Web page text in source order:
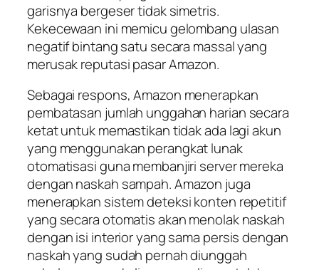
garisnya bergeser tidak simetris.
Kekecewaan ini memicu gelombang ulasan
negatif bintang satu secara massal yang
merusak reputasi pasar Amazon.
Sebagai respons, Amazon menerapkan
pembatasan jumlah unggahan harian secara
ketat untuk memastikan tidak ada lagi akun
yang menggunakan perangkat lunak
otomatisasi guna membanjiri server mereka
dengan naskah sampah. Amazon juga
menerapkan sistem deteksi konten repetitif
yang secara otomatis akan menolak naskah
dengan isi interior yang sama persis dengan
naskah yang sudah pernah diunggah